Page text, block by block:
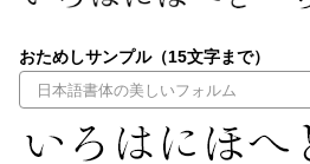
お問い合わせ
セット or 単体
おためしサンプル（15文字まで）